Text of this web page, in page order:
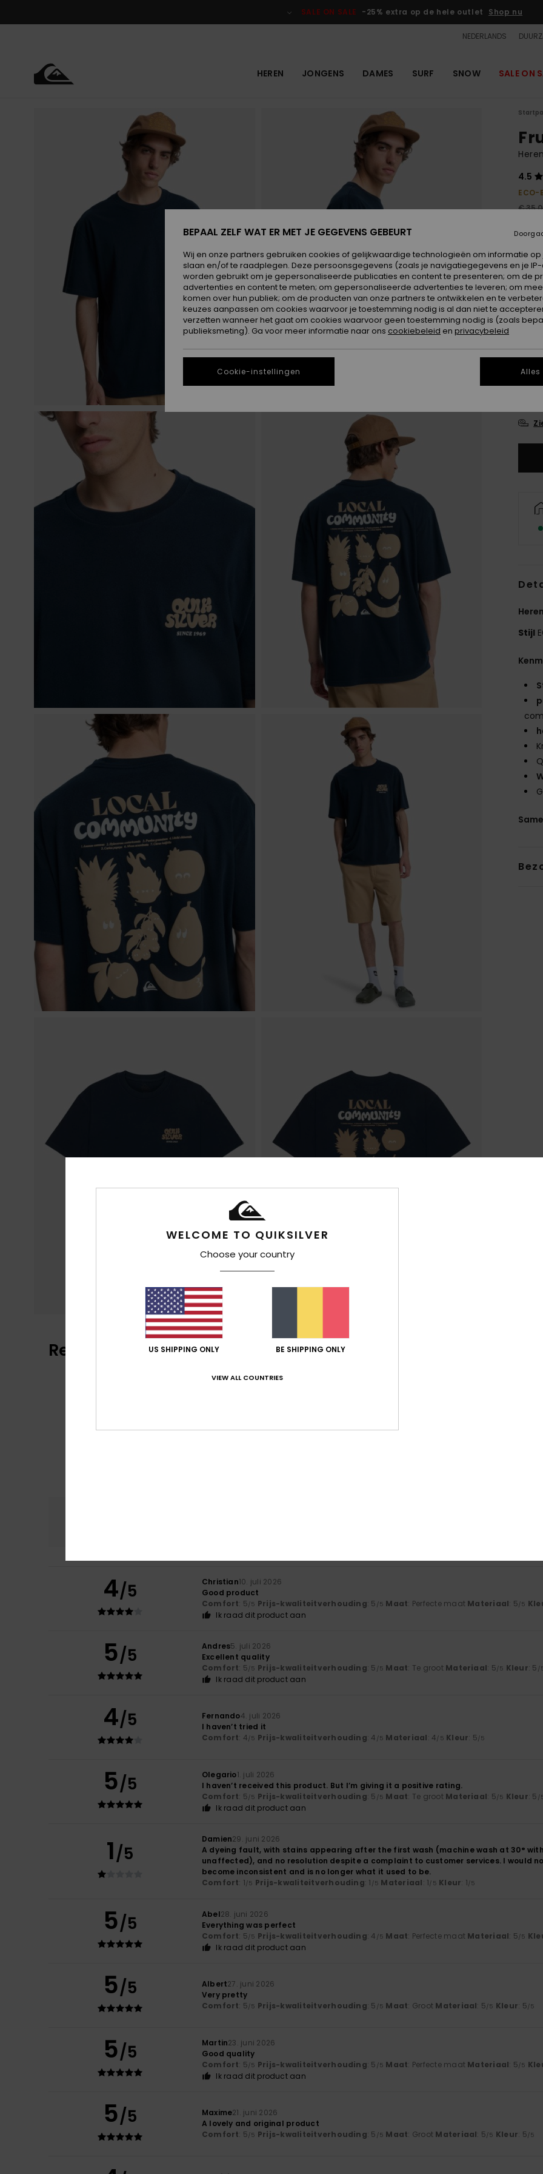
SALE ON SALE -25% extra op de hele outlet Shop nu
NEDERLANDS
HEREN JONGENS DAMES SURF SNOW SALE ON
4.5
ECO-
€
SALE
Kleur
Stijl
Reviews van klanten
4.5
4/5 Christian10. juli 2026
Good product
Comfort: 5/5 Prijs-kwaliteitverhouding: 5 /5 Maat: Perfecte maat Materiaal: 5/5
Ik raad dit product aan
5/5 Andres5. juli 2026
Excellent quality
Comfort: 5/5 Prijs-kwaliteitverhouding: 5 /5 Maat: Te groot Materiaal: 5/5 Kleur: 5 /
Ik raad dit product aan
4/5 Fernando4. juli 2026
I haven’t tried it
Comfort: 4/5 Prijs-kwaliteitverhouding: 4 /5 Materiaal: 4/5 Kleur: 5/5
5/5 Olegario1. juli 2026
I haven’t received this product. But I’m giving it a positive rating.
Comfort: 5/5 Prijs-kwaliteitverhouding: 5 /5 Maat: Te groot Materiaal: 5/5 Kleur: 5 /
Ik raad dit product aan
1/5
Damien29. juni 2026
A dyeing fault, with stains appearing after the first wash (machine wash at 30°
unaffected), and no resolution despite a complaint to customer services. I would
become inconsistent and is no longer what it used to be.
Comfort: 1/5 Prijs-kwaliteitverhouding: 1 /5 Materiaal: 1/5 Kleur: 1/5
5/5 Abel28. juni 2026
Everything was perfect
Comfort: 5/5 Prijs-kwaliteitverhouding: 4 /5 Maat: Perfecte maat Materiaal: 5/5
Ik raad dit product aan
5/5 Albert27. juni 2026
Very pretty
Comfort: 5/5 Prijs-kwaliteitverhouding: 5 /5 Maat: Groot Materiaal: 5/5 Kleur: 5/5
5/5 Martin23. juni 2026
Good quality
Comfort: 5/5 Prijs-kwaliteitverhouding: 5 /5 Maat: Perfecte maat Materiaal: 5/5
Ik raad dit product aan
5/5 Maxime21. juni 2026
A lovely and original product
Comfort: 5/5 Prijs-kwaliteitverhouding: 5 /5 Maat: Groot Materiaal: 5/5 Kleur: 5/5
WELCOME TO QUIKSILVER
Choose your country
US SHIPPING ONLY BE SHIPPING ONLY
VIEW ALL COUNTRIES
BEPAAL ZELF WAT ER MET JE GEGEVENS GEBEURT
Wij en onze partners gebruiken cookies of gelijkwaardige technologieën om informatie
slaan en/of te raadplegen. Deze persoonsgegevens (zoals je navigatiegegevens en je
worden gebruikt om je gepersonaliseerde publicaties en content te presenteren; om de
advertenties en content te meten; om gepersonaliseerde advertenties te leveren; om
komen over hun publiek; om de producten van onze partners te ontwikkelen en te
keuzes aanpassen om cookies waarvoor je toestemming nodig is al dan niet te
verzetten wanneer het gaat om cookies waarvoor geen toestemming nodig is (zoals
publieksmeting). Ga voor meer informatie naar ons cookiebeleid en privacybeleid
Cookie-instellingen Alles